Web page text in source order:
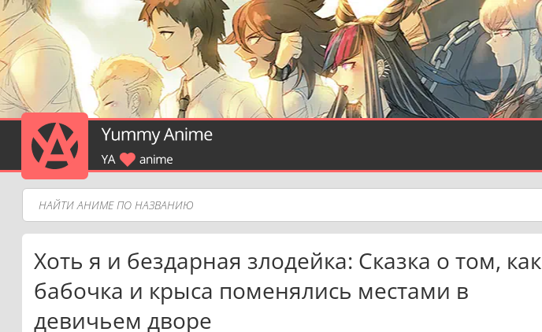
Хоть я и бездарная злодейка: Сказка о том, как
бабочка и крыса поменялись местами в
девичьем дворе